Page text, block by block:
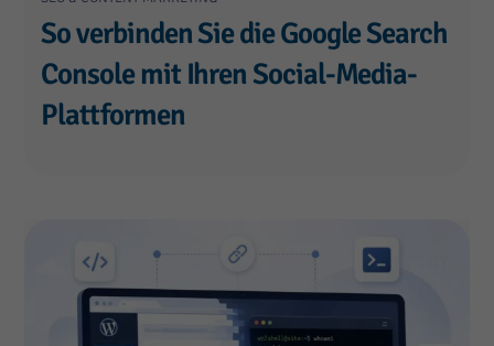
So verbinden Sie die Google Search
Console mit Ihren Social-Media-
Plattformen